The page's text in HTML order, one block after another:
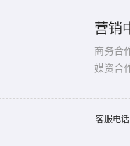
营销
商务合
媒资合
客服电